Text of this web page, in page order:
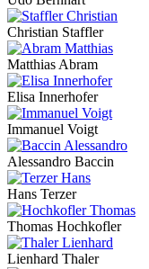
Christian Staffler
Matthias Abram
Elisa Innerhofer
Immanuel Voigt
Alessandro Baccin
Hans Terzer
Thomas Hochkofler
Lienhard Thaler